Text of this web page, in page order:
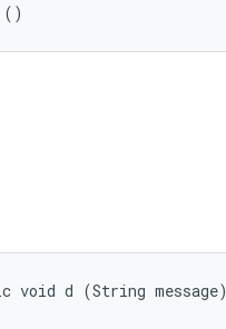
()
void d (String message)